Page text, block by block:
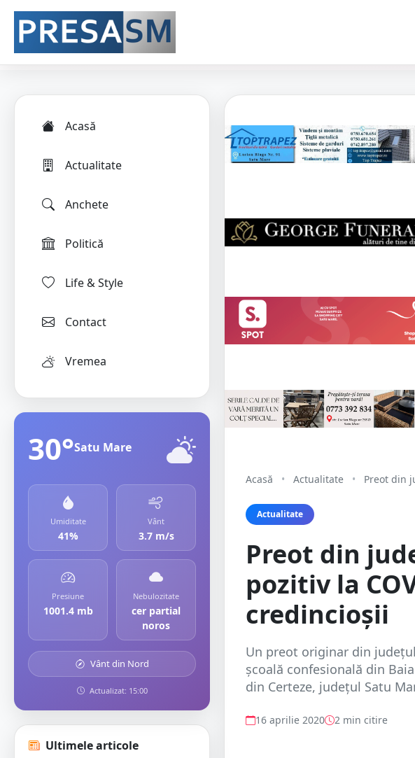
Acasă
Actualitate
Anchete
Politică
Life & Style
Contact
Vremea
30°Satu Mare
Umiditate
41%
Vânt
3.7 m/s
Presiune
1001.4 mb
Nebulozitate
cer partial
noros
Vânt din Nord
Actualizat: 15:00
Ultimele articole
Acasă • Actualitate • Preot din
Actualitate
Preot din
pozitiv la
credincioșii
Un preot originar din
școală confesională din
din Certeze, județul Satu
16 aprilie 2020 2 min citire